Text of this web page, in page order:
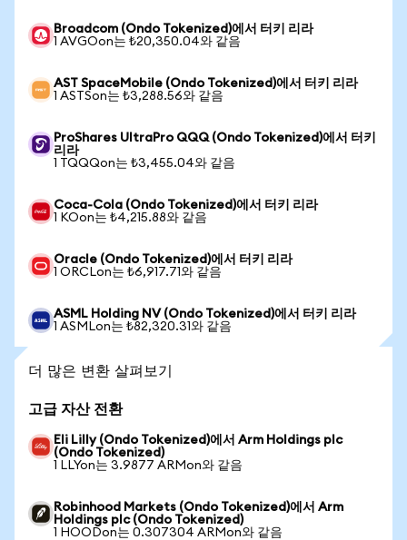
Broadcom (Ondo Tokenized)에서 터키 리라
1 AVGOon는 ₺20,350.04와 같음
AST SpaceMobile (Ondo Tokenized)에서 터키 리라
1 ASTSon는 ₺3,288.56와 같음
ProShares UltraPro QQQ (Ondo Tokenized)에서 터키
리라
1 TQQQon는 ₺3,455.04와 같음
Coca-Cola (Ondo Tokenized)에서 터키 리라
1 KOon는 ₺4,215.88와 같음
Oracle (Ondo Tokenized)에서 터키 리라
1 ORCLon는 ₺6,917.71와 같음
ASML Holding NV (Ondo Tokenized)에서 터키 리라
1 ASMLon는 ₺82,320.31와 같음
더 많은 변환 살펴보기
고급 자산 전환
Eli Lilly (Ondo Tokenized)에서 Arm Holdings plc
(Ondo Tokenized)
1 LLYon는 3.9877 ARMon와 같음
Robinhood Markets (Ondo Tokenized)에서 Arm
Holdings plc (Ondo Tokenized)
1 HOODon는 0.307304 ARMon와 같음